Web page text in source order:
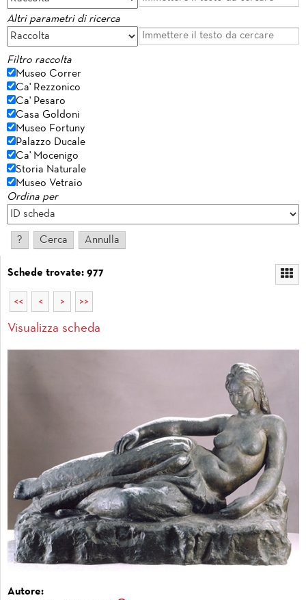
Altri parametri di ricerca
Filtro raccolta
Museo Correr
Ca' Rezzonico
Ca' Pesaro
Casa Goldoni
Museo Fortuny
Palazzo Ducale
Ca' Mocenigo
Storia Naturale
Museo Vetraio
Ordina per
Schede trovate: 977
<< < > >>
Visualizza scheda
Autore: